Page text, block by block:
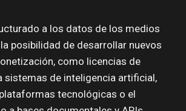
a los datos de los medios
posibilidad de desarrollar nuevos
como licencias de
sistemas de inteligencia artificial,
tecnológicas o el